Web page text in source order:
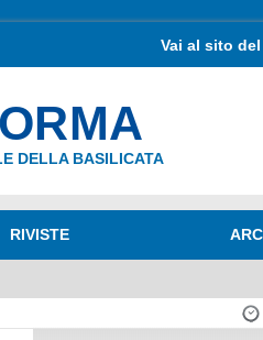
Vai al sito
DELLA BASILICATA
RIVISTE